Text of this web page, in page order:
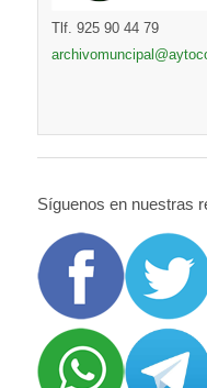
Tlf. 925 90 44 79
Síguenos en nuestras